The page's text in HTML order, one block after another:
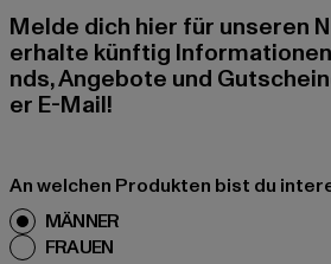
Melde dich hier für unseren
erhalte künftig
nds, Angebote und
er E-Mail!
An welchen Produkten bist du
MÄNNER
FRAUEN